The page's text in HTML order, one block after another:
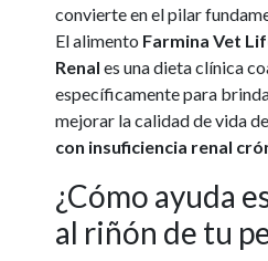
convierte en el pilar
El alimento Farmina Vet
Renal es una dieta clínica
específicamente para
mejorar la calidad de vida
con insuficiencia renal
¿Cómo ayuda
al riñón de tu